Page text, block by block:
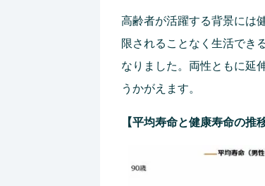
高齢者が活躍する背景には
限されることなく生活でき
なりました。両性ともに延
うかがえます。
【平均寿命と健康寿命の推移